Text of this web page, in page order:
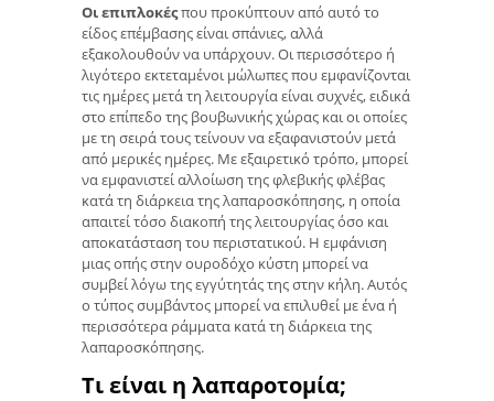
Οι επιπλοκέςπου προκύπτουν από αυτό το
είδος επέμβασης είναι σπάνιες, αλλά
εξακολουθούν να υπάρχουν. Οι περισσότερο ή
λιγότερο εκτεταμένοι μώλωπες που εμφανίζονται
τις ημέρες μετά τη λειτουργία είναι συχνές, ειδικά
στο επίπεδο της βουβωνικής χώρας και οι οποίες
με τη σειρά τους τείνουν να εξαφανιστούν μετά
από μερικές ημέρες. Με εξαιρετικό τρόπο, μπορεί
να εμφανιστεί αλλοίωση της φλεβικής φλέβας
κατά τη διάρκεια της λαπαροσκόπησης, η οποία
απαιτεί τόσο διακοπή της λειτουργίας όσο και
αποκατάσταση του περιστατικού. Η εμφάνιση
μιας οπής στην ουροδόχο κύστη μπορεί να
συμβεί λόγω της εγγύτητάς της στην κήλη. Αυτός
ο τύπος συμβάντος μπορεί να επιλυθεί με ένα ή
περισσότερα ράμματα κατά τη διάρκεια της
λαπαροσκόπησης.
Τι είναι η λαπαροτομία;